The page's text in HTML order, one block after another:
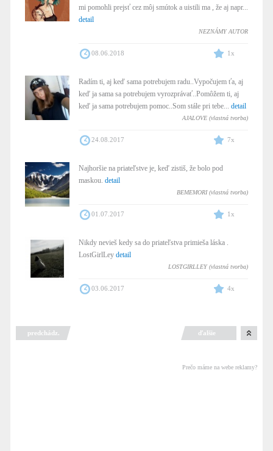
mi pomohli prejsť cez môj smútok a uistili ma , že aj napr...
detail
NEZNÁMY AUTOR
08.06.2018 1x
Radím ti, aj keď sama potrebujem radu..Vypočujem ťa, aj
keď ja sama sa potrebujem vyrozprávať..Pomôžem ti, aj
keď ja sama potrebujem pomoc..Som stále pri tebe... detail
AJALOVE (vlastná tvorba)
24.08.2017 7x
Najhoršie na priateľstve je, keď zistiš, že bolo pod
maskou. detail
BEMEMORI (vlastná tvorba)
01.07.2017 1x
Nikdy nevieš kedy sa do priateľstva primieša láska .
LostGirlLey detail
LOSTGIRLLEY (vlastná tvorba)
03.06.2017 4x
predchádz. ďalšie
Prečo máme na webe reklamy?